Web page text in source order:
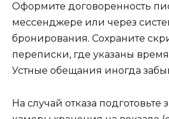
Оформите договоренность
мессенджере или через
бронирования. Сохраните
переписки, где указаны
Устные обещания иногда
На случай отказа подготовьте